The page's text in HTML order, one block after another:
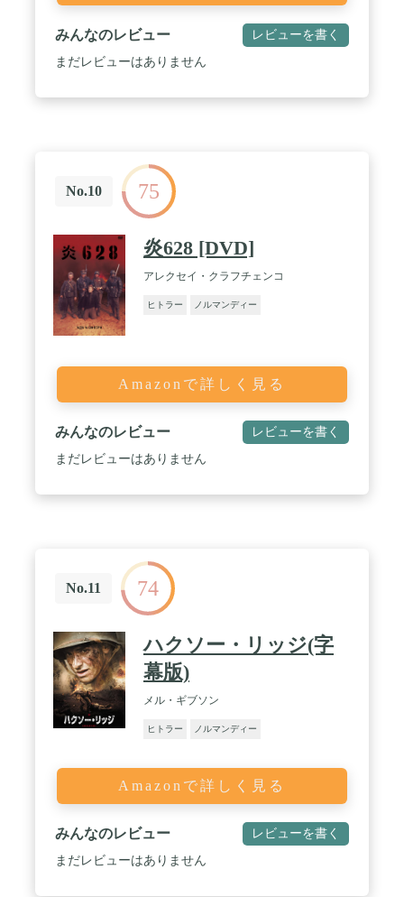
みんなのレビュー レビューを書く
まだレビューはありません
No.10 75
炎628 [DVD]
アレクセイ・クラフチェンコ
ヒトラー ノルマンディー
Amazonで詳しく見る
みんなのレビュー レビューを書く
まだレビューはありません
No.11 74
ハクソー・リッジ(字
幕版)
メル・ギブソン
ヒトラー ノルマンディー
Amazonで詳しく見る
みんなのレビュー レビューを書く
まだレビューはありません